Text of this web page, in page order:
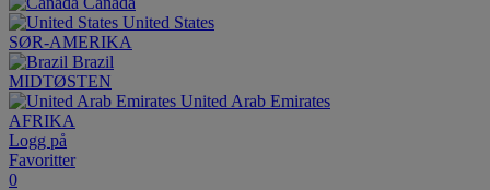
United States
SØR-AMERIKA
Brazil
MIDTØSTEN
United Arab Emirates
AFRIKA
Logg på
Favoritter
0